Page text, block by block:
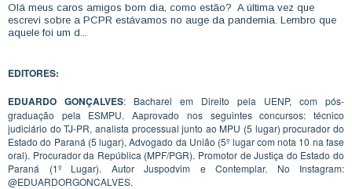
Olá meus caros amigos bom dia, como estão? A última vez que
escrevi sobre a PCPR estávamos no auge da pandemia. Lembro que
aquele foi um d...
EDITORES:
EDUARDO GONÇALVES: Bacharel em Direito pela UENP, com pós-
graduação pela ESMPU. Aaprovado nos seguintes concursos: técnico
judiciário do TJ-PR, analista processual junto ao MPU (5 lugar) procurador do
Estado do Paraná (5 lugar), Advogado da União (5º lugar com nota 10 na fase
oral). Procurador da República (MPF/PGR). Promotor de Justiça do Estado do
Paraná (1º Lugar). Autor Juspodvim e Contemplar. No Instagram:
@EDUARDORGONCALVES.